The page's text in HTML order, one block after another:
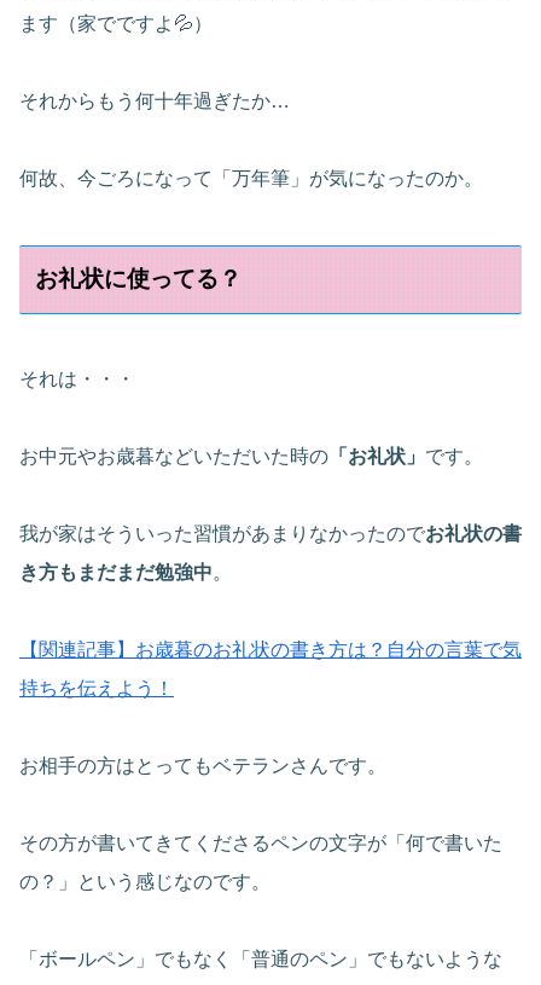
ます（家でですよ💦）
それからもう何十年過ぎたか…
何故、今ごろになって「万年筆」が気になったのか。
お礼状に使ってる？
それは・・・
お中元やお歳暮などいただいた時の 「お礼状」 です。
我が家はそういった習慣があまりなかったのでお礼状の書
き方もまだまだ勉強中。
【関連記事】お歳暮のお礼状の書き方は？自分の言葉で気
持ちを伝えよう！
お相手の方はとってもベテランさんです。
その方が書いてきてくださるペンの文字が「何で書いた
の？」という感じなのです。
「ボールペン」でもなく「普通のペン」でもないような